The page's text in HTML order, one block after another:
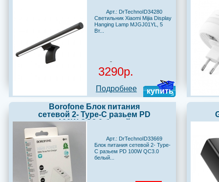
Арт.: DrTechnoID34280
Светильник Xiaomi Mijia Display
Hanging Lamp MJGJ01YL, 5
Вт...
3290р.
Подробнее купить
Borofone Блок питания
сетевой 2- Type-C разьем PD
100W QC3.0 белый
Арт.: DrTechnoID33669
Блок питания сетевой 2- Type-
C разьем PD 100W QC3.0
белый...